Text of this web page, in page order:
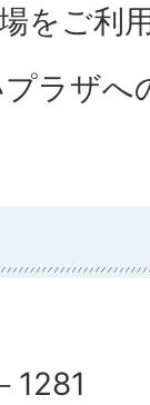
をご利
ラザへ
1281